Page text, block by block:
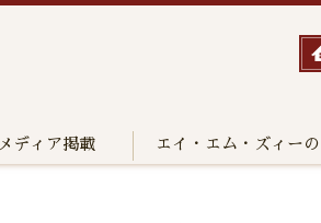
メディア掲載 エイ・エム・ズィー